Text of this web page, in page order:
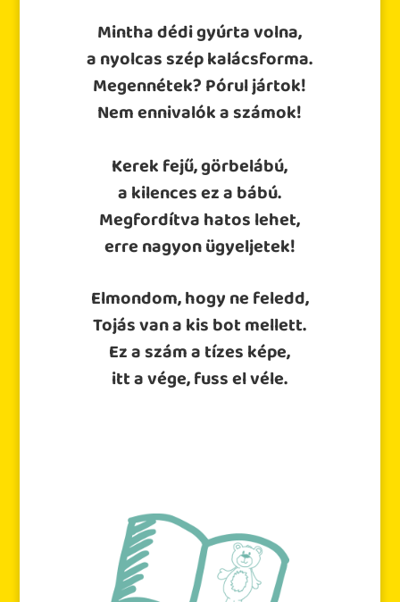
Mintha dédi gyúrta volna,
a nyolcas szép kalácsforma.
Megennétek? Pórul jártok!
Nem ennivalók a számok!
Kerek fejű, görbelábú,
a kilences ez a bábú.
Megfordítva hatos lehet,
erre nagyon ügyeljetek!
Elmondom, hogy ne feledd,
Tojás van a kis bot mellett.
Ez a szám a tízes képe,
itt a vége, fuss el véle.